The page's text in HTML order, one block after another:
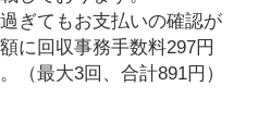
ぎてもお支払いの確認が
に回収事務手数料297円
（最大3回、合計891円）